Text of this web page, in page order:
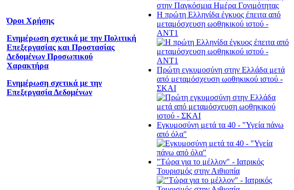
Η πρώτη Ελληνίδα έγκυος έπειτα από
μεταμόσχευση ωοθηκικού ιστού -
ΑΝΤ1
Πρώτη εγκυμοσύνη στην Ελλάδα μετά
από μεταμόσχευση ωοθηκικού ιστού -
ΣΚΑΙ
Εγκυμοσύνη μετά τα 40 - "Υγεία πάνω
από όλα"
"Τώρα για το μέλλον" - Ιατρικός
Τουρισμός στην Αιθιοπία
Όροι Χρήσης
Ενημέρωση σχετικά με την Πολιτική
Επεξεργασίας και Προστασίας
Δεδομένων Προσωπικού
Χαρακτήρα
Ενημέρωση σχετικά με την
Επεξεργασία Δεδομένων